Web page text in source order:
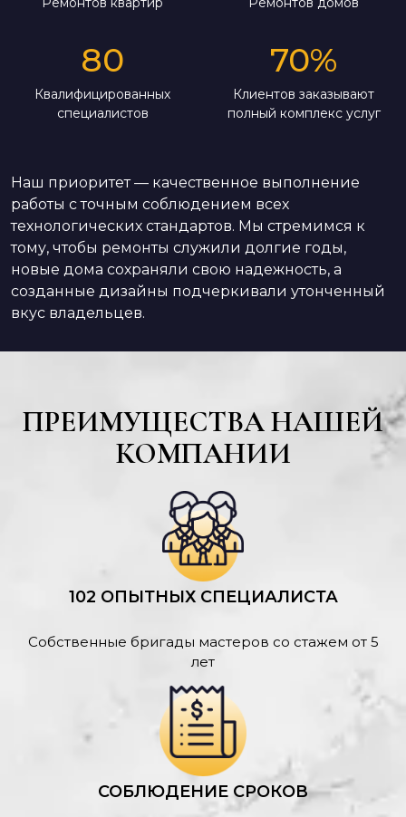
80
Квалифицированных
специалистов
70%
Клиентов заказывают
полный комплекс услуг
Наш приоритет — качественное выполнение
работы с точным соблюдением всех
технологических стандартов. Мы стремимся к
тому, чтобы ремонты служили долгие годы,
новые дома сохраняли свою надежность, а
созданные дизайны подчеркивали утонченный
вкус владельцев.
ПРЕИМУЩЕСТВА НАШЕЙ
КОМПАНИИ
102 ОПЫТНЫХ СПЕЦИАЛИСТА
Собственные бригады мастеров со стажем от 5
лет
СОБЛЮДЕНИЕ СРОКОВ